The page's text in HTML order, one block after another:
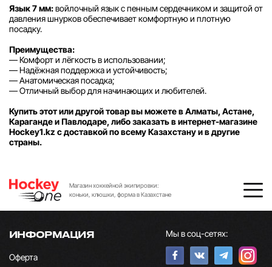
Язык 7 мм:войлочный язык с пенным сердечником и защитой от
давления шнурков обеспечивает комфортную и плотную
посадку.
Преимущества:
— Комфорт и лёгкость в использовании;
— Надёжная поддержка и устойчивость;
— Анатомическая посадка;
— Отличный выбор для начинающих и любителей.
Купить этот или другой товар вы можете в Алматы, Астане,
Караганде и Павлодаре, либо заказать в интернет-магазине
Hockey1.kz с доставкой по всему Казахстану и в другие
страны.
Магазин хоккейной экипировки:
коньки, клюшки, форма в Казахстане
ИНФОРМАЦИЯ
Оферта
Мы в соц-сетях: